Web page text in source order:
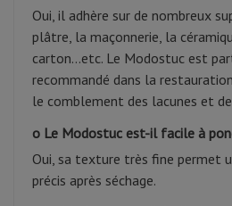
Oui, il adhère sur de nombreux
plâtre, la maçonnerie, la
carton...etc. Le Modostuc est
recommandé dans la
le comblement des lacunes et
o Le Modostuc est-il facile à
Oui, sa texture très fine permet
précis après séchage.